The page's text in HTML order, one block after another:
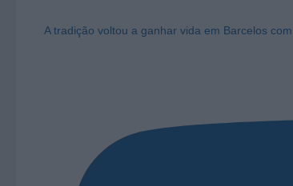
A tradição voltou a ganhar vida em Barcelos